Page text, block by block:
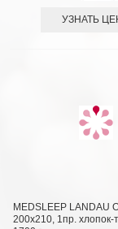
УЗНАТЬ
MEDSLEEP LANDAU
200х210, 1пр. хлопок-